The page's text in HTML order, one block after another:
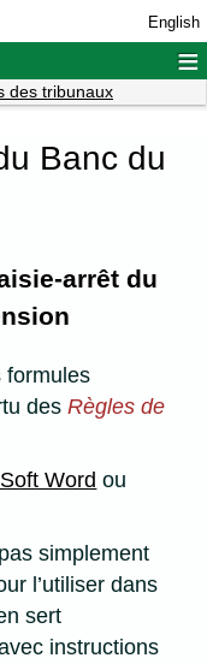
English
≡
des tribunaux
Banc du
arrêt du
formules
desRègles de
Word ou
simplement
l’utiliser dans
sert
instructions